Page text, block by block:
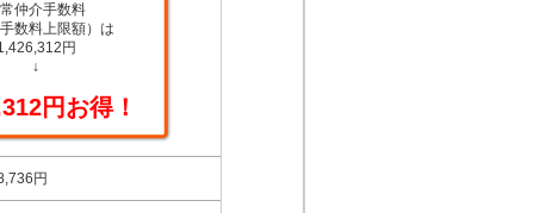
仲介手数料
数料上限額）は
円
↓
円お得！
円